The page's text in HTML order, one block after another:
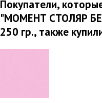
Покупатели,
"МОМЕНТ СТОЛЯР
250 гр., также